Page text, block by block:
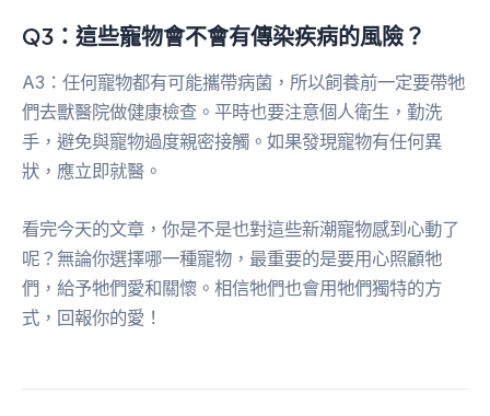
Q3：這些寵物會不會有傳染疾病的風險？
A3：任何寵物都有可能攜帶病菌，所以飼養前一定要帶牠
們去獸醫院做健康檢查。平時也要注意個人衛生，勤洗
手，避免與寵物過度親密接觸。如果發現寵物有任何異
狀，應立即就醫。
看完今天的文章，你是不是也對這些新潮寵物感到心動了
呢？無論你選擇哪一種寵物，最重要的是要用心照顧牠
們，給予牠們愛和關懷。相信牠們也會用牠們獨特的方
式，回報你的愛！